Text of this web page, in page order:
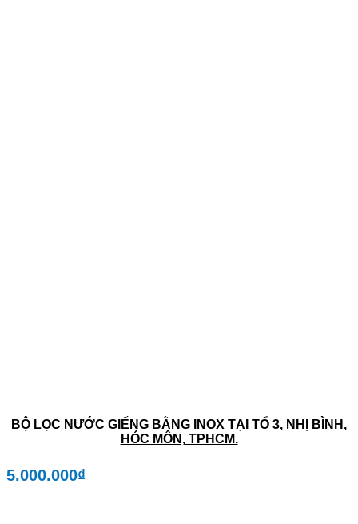
BỘ LỌC NƯỚC GIẾNG BẰNG INOX TẠI TỔ 3, NHỊ BÌNH,
HÓC MÔN, TPHCM.
5.000.000₫